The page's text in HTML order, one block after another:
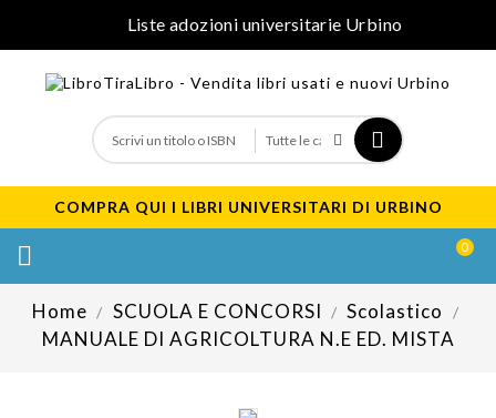
Liste adozioni universitarie Urbino
COMPRA QUI I LIBRI UNIVERSITARI DI URBINO
 0
Home SCUOLA E CONCORSI
Scolastico
MANUALE DI AGRICOLTURA N.E ED. MISTA